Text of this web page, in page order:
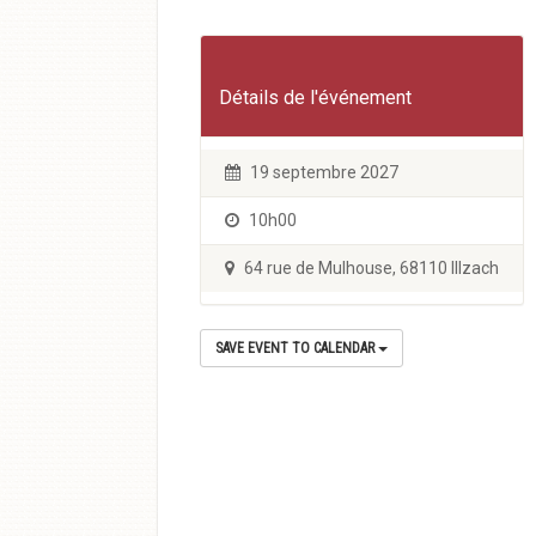
Détails de l'événement
19 septembre 2027
10h00
64 rue de Mulhouse, 68110 Illzach
SAVE EVENT TO CALENDAR